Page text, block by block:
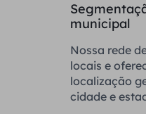
municipal
Nossa rede
locais e
localização
cidade e